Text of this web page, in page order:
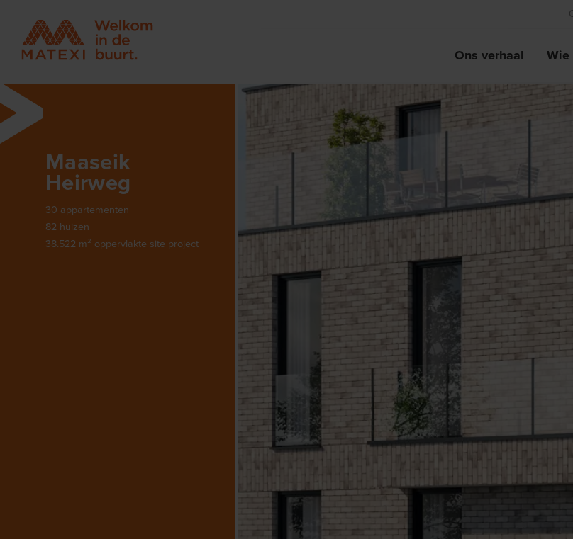
Ons verhaal Wie
Maaseik
Heirweg
30 appartementen
82 huizen
38.522 m² oppervlakte site project